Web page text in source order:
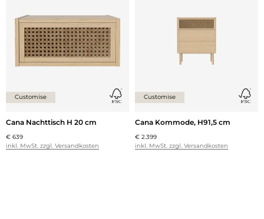
Customise
Cana Nachttisch H 20 cm
€ 639
inkl. MwSt. zzgl. Versandkosten
Customise
Cana Kommode, H91,5 cm
€ 2.399
inkl. MwSt. zzgl. Versandkosten